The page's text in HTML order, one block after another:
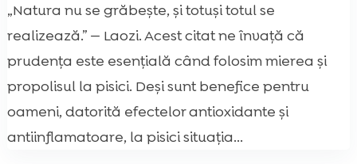
„Natura nu se grăbește, și totuși totul se
realizează.” — Laozi. Acest citat ne învață că
prudența este esențială când folosim mierea și
propolisul la pisici. Deși sunt benefice pentru
oameni, datorită efectelor antioxidante și
antiinflamatoare, la pisici situația...